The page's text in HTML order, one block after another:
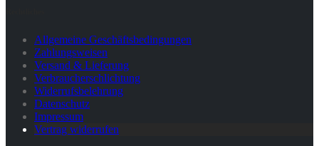
Allgemeine Geschäftsbedingungen
Zahlungsweisen
Versand & Lieferung
Verbraucherschlichtung
Widerrufsbelehrung
Datenschutz
Impressum
Vertrag widerrufen